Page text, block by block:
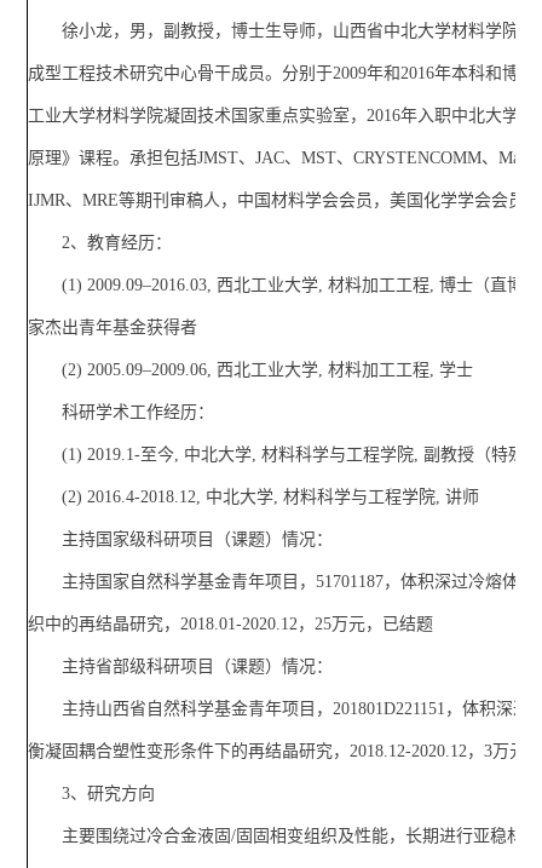
徐小龙，男，副教授，博士生导师，山西省中北大学材料学院有
成型工程技术研究中心骨干成员。分别于2009年和2016年本科和博
工业大学材料学院凝固技术国家重点实验室，2016年入职中北大学。
原理》课程。承担包括JMST、JAC、MST、CRYSTENCOMM、
IJMR、MRE等期刊审稿人，中国材料学会会员，美国化学学会会员。
2、教育经历：
(1) 2009.09–2016.03, 西北工业大学, 材料加工工程, 博士（直博
家杰出青年基金获得者
(2) 2005.09–2009.06, 西北工业大学, 材料加工工程, 学士
科研学术工作经历：
(1) 2019.1-至今, 中北大学, 材料科学与工程学院, 副教授（特殊
(2) 2016.4-2018.12, 中北大学, 材料科学与工程学院, 讲师
主持国家级科研项目（课题）情况：
主持国家自然科学基金青年项目，51701187，体积深过冷熔体
织中的再结晶研究，2018.01-2020.12，25万元，已结题
主持省部级科研项目（课题）情况：
主持山西省自然科学基金青年项目，201801D221151，体积深过
衡凝固耦合塑性变形条件下的再结晶研究，2018.12-2020.12，3万元
3、研究方向
主要围绕过冷合金液固/固固相变组织及性能，长期进行亚稳材